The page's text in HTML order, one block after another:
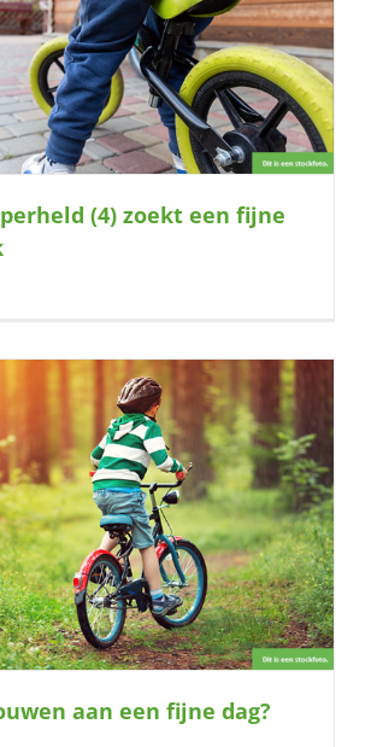
(4) zoekt een fijne
aan een fijne dag?